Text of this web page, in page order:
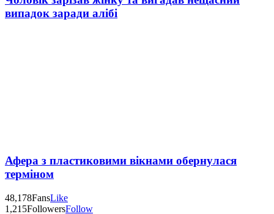
випадок заради алібі
Афера з пластиковими вікнами обернулася
терміном
48,178FansLike
1,215FollowersFollow